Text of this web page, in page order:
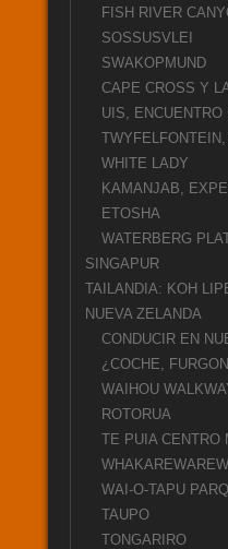
FISH RIVER
SOSSUSVLEI
SWAKOPMUND
CAPE CROSS Y
UIS, ENCUENTRO
WHITE LADY
KAMANJAB,
ETOSHA
WATERBERG
SINGAPUR
TAILANDIA: KOH
NUEVA ZELANDA
CONDUCIR EN
¿COCHE,
WAIHOU
ROTORUA
TE PUIA CENTRO
WAI-O-TAPU
TAUPO
TONGARIRO